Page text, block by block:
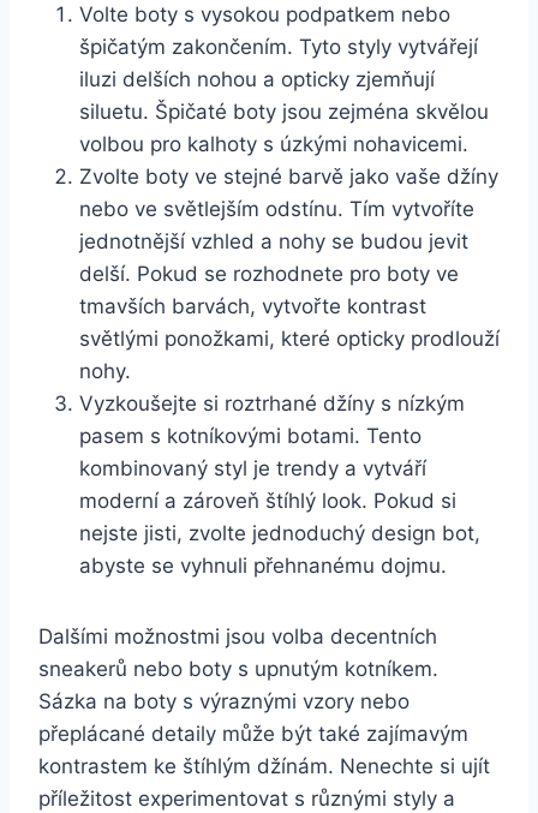
Volte boty s vysokou podpatkem nebo​
špičatým zakončením. Tyto styly vytvářejí
iluzi delších nohou a opticky zjemňují
siluetu. Špičaté boty jsou zejména skvělou
volbou pro kalhoty s úzkými‌ nohavicemi.
Zvolte boty ve stejné barvě jako⁢ vaše džíny
nebo ve světlejším odstínu. Tím vytvoříte
jednotnější vzhled a nohy se budou jevit
delší. Pokud se rozhodnete pro boty ve
tmavších barvách, vytvořte kontrast
světlými ponožkami, ​které⁣ opticky prodlouží
nohy.
Vyzkoušejte si roztrhané džíny s nízkým​
pasem s kotníkovými botami. Tento
kombinovaný styl je trendy a vytváří
moderní a zároveň štíhlý look. Pokud si
⁤nejste jisti, zvolte jednoduchý design bot,
⁤abyste se vyhnuli přehnanému dojmu.
Dalšími⁢ možnostmi jsou volba ​decentních
sneakerů nebo boty s upnutým kotníkem.
Sázka‌ na boty s výraznými vzory nebo
‌přeplácané detaily může být také zajímavým
kontrastem ⁢ke štíhlým džínám. Nenechte ‍si ujít⁢
příležitost ‍experimentovat s různými styly a